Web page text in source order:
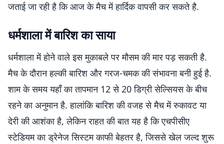
जताई जा रही है कि आज के मैच में हार्दिक वापसी कर सकते है.
धर्मशाला में बारिश का साया
धर्मशाला में होने वाले इस मुकाबले पर मौसम की मार पड़ सकती है.
मैच के दौरान हल्की बारिश और गरज-चमक की संभावना बनी हुई है.
शाम के समय यहाँ का तापमान 12 से 20 डिग्री सेल्सियस के बीच
रहने का अनुमान है. हालांकि बारिश की वजह से मैच में रुकावट या
देरी की आशंका है, लेकिन राहत की बात यह है कि एचपीसीए
स्टेडियम का ड्रेनेज सिस्टम काफी बेहतर है, जिससे खेल जल्द शुरू